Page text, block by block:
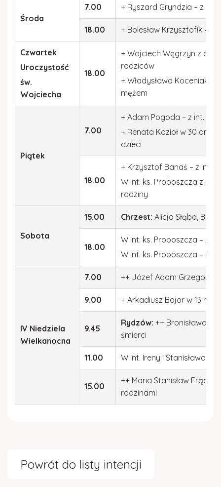
Środa
7.00 + Ryszard Gryndzia – z
18.00 + Bolesław Krzysztofik – z
Czwartek
Uroczystość
św.
Wojciecha
18.00
+ Wojciech Węgrzyn z
rodziców
+ Władysława Koceniak –
mężem
Piątek
7.00
+ Adam Pogoda – z int.
+ Renata Kozioł w 30 dniu
dzieci
18.00
+ Krzysztof Banaś – z int.
W int. ks. Proboszcza z
rodziny
Sobota
15.00 Chrzest: Alicja Słąba,
18.00
W int. ks. Proboszcza – z
W int. ks. Proboszcza – z
IV Niedziela
Wielkanocna
7.00 ++ Józef Adam Grzegorz
9.00 + Arkadiusz Bajor w 13 r.
9.45
Rydzów: ++ Bronisława
śmierci
11.00 W int. Ireny i Stanisława w
15.00
++ Maria Stanisław Frącz
rodzinami
Powrót do listy intencji